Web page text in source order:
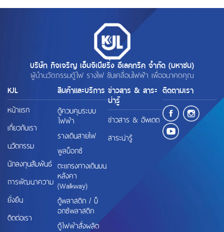
บริษัท กิจเจริญ เอ็นจิเนียริ่ง อีเลคทริค จำกัด (มหาชน)
ผู้นำนวัตกรรมตู้ไฟ รางไฟ ขับเคลื่อนไฟฟ้า เพื่ออนาคตคุณ
KJL
หน้าแรก
เกี่ยวกับเรา
นวัตกรรม
นักลงทุนสัมพันธ์
การพัฒนาความ
ยั่งยืน
ติดต่อเรา
สินค้าและบริการ
ตู้ควบคุมระบบ
ไฟฟ้า
รางเดินสายไฟ
พูลบ็อกซ์
ตะแกรงทางเดินบน
หลังคา
(Walkway)
ตู้พลาสติก / บ็
อกซ์พลาสติก
ตู้ไฟฟ้าสั่งผลิต
ข่าวสาร & สาระ
น่ารู้
ข่าวสาร & อัพเดต
สาระน่ารู้
ติดตามเรา